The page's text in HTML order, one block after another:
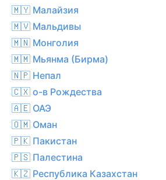
🇲🇾 Малайзия
🇲🇻 Мальдивы
🇲🇳 Монголия
🇲🇲 Мьянма (Бирма)
🇳🇵 Непал
🇨🇽 о-в Рождества
🇦🇪 ОАЭ
🇴🇲 Оман
🇵🇰 Пакистан
🇵🇸 Палестина
🇰🇿 Республика Казахстан